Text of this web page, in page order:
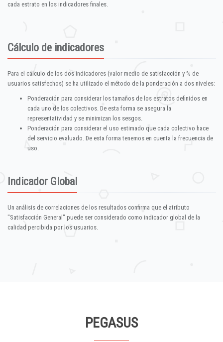
cada estrato en los indicadores finales.
Cálculo de indicadores
Para el cálculo de los dos indicadores (valor medio de satisfacción y % de
usuarios satisfechos) se ha utilizado el método de la ponderación a dos niveles:
Ponderación para considerar los tamaños de los estratos definidos en
cada uno de los colectivos. De esta forma se asegura la
representatividad y se minimizan los sesgos.
Ponderación para considerar el uso estimado que cada colectivo hace
del servicio evaluado. De esta forma tenemos en cuenta la frecuencia de
uso.
Indicador Global
Un análisis de correlaciones de los resultados confirma que el atributo
"Satisfacción General" puede ser considerado como indicador global de la
calidad percibida por los usuarios.
PEGASUS